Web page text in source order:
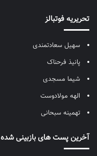
تحریریه فوتبالز
سهیل سعادتمندی
پانیذ فرحناک
شیما مسجدی
الهه مولادوست
تهمینه سبحانی
آخرین پست های بازبینی شده